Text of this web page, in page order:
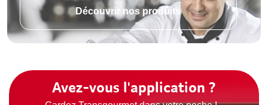
Découvrir nos produits
Avez-vous l'application ?